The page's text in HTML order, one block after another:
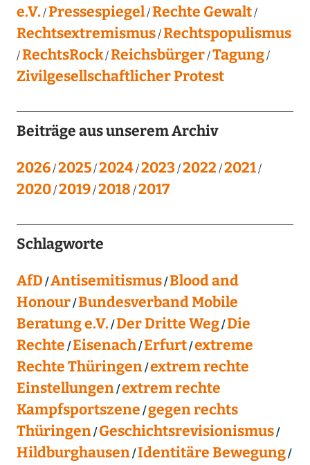
e.V. Pressespiegel Rechte Gewalt
Rechtsextremismus Rechtspopulismus
RechtsRock Reichsbürger Tagung
Zivilgesellschaftlicher Protest
Beiträge aus unserem Archiv
2026 2025 2024 2023 2022 2021
2020 2019 2018 2017
Schlagworte
AfD Antisemitismus Blood and
Honour Bundesverband Mobile
Beratung e.V. Der Dritte Weg Die
Rechte Eisenach Erfurt extreme
Rechte Thüringen extrem rechte
Einstellungen extrem rechte
Kampfsportszene gegen rechts
Thüringen Geschichtsrevisionismus
Hildburghausen Identitäre Bewegung